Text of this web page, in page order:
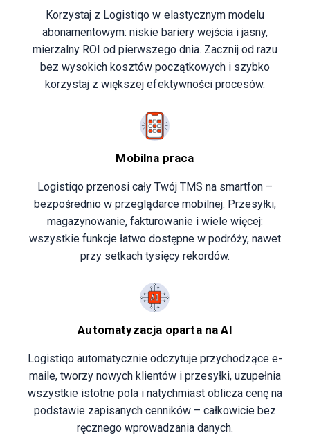
Korzystaj z Logistiqo w elastycznym modelu
abonamentowym: niskie bariery wejścia i jasny,
mierzalny ROI od pierwszego dnia. Zacznij od razu
bez wysokich kosztów początkowych i szybko
korzystaj z większej efektywności procesów.
Mobilna praca
Logistiqo przenosi cały Twój TMS na smartfon –
bezpośrednio w przeglądarce mobilnej. Przesyłki,
magazynowanie, fakturowanie i wiele więcej:
wszystkie funkcje łatwo dostępne w podróży, nawet
przy setkach tysięcy rekordów.
Automatyzacja oparta na AI
Logistiqo automatycznie odczytuje przychodzące e-
maile, tworzy nowych klientów i przesyłki, uzupełnia
wszystkie istotne pola i natychmiast oblicza cenę na
podstawie zapisanych cenników – całkowicie bez
ręcznego wprowadzania danych.